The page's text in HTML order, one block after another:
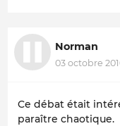
Norman
03 octobre
Ce débat était
paraître chaotique.